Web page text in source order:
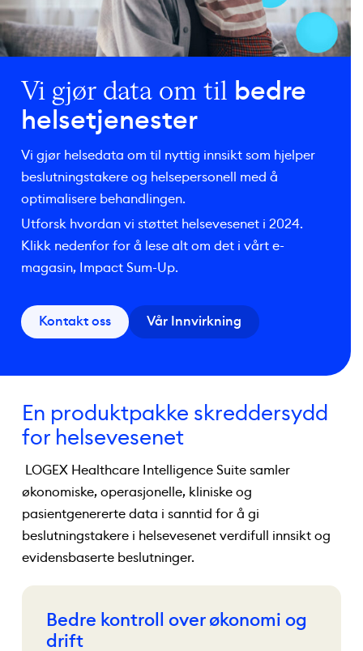
Vi gjør data om til bedre
helsetjenester
Vi gjør helsedata om til nyttig innsikt som hjelper
beslutningstakere og helsepersonell med å
optimalisere behandlingen.
Utforsk hvordan vi støttet helsevesenet i 2024.
Klikk nedenfor for å lese alt om det i vårt e-
magasin, Impact Sum-Up.
Kontakt oss Vår Innvirkning
En produktpakke skreddersydd
for helsevesenet
LOGEX Healthcare Intelligence Suite samler
økonomiske, operasjonelle, kliniske og
pasientgenererte data i sanntid for å gi
beslutningstakere i helsevesenet verdifull innsikt og
evidensbaserte beslutninger.
Bedre kontroll over økonomi og
drift